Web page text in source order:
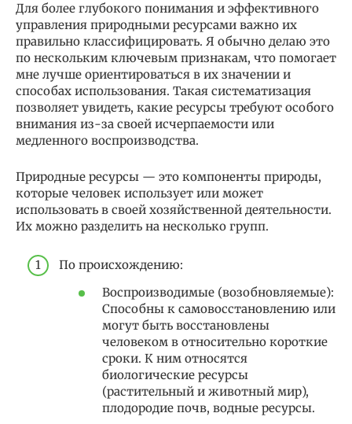
Для более глубокого понимания и эффективного
управления природными ресурсами важно их
правильно классифицировать. Я обычно делаю это
по нескольким ключевым признакам, что помогает
мне лучше ориентироваться в их значении и
способах использования. Такая систематизация
позволяет увидеть, какие ресурсы требуют особого
внимания из-за своей исчерпаемости или
медленного воспроизводства.
Природные ресурсы — это компоненты природы,
которые человек использует или может
использовать в своей хозяйственной деятельности.
Их можно разделить на несколько групп.
По происхождению:
Воспроизводимые (возобновляемые):
Способны к самовосстановлению или
могут быть восстановлены
человеком в относительно короткие
сроки. К ним относятся
биологические ресурсы
(растительный и животный мир),
плодородие почв, водные ресурсы.